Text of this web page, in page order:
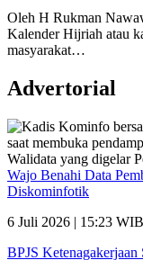
Oleh H Rukman
Kalender Hijriah atau
masyarakat…
Advertorial
Wajo Benahi Data
Diskominfotik
6 Juli 2026 | 15:23 WIB
BPJS